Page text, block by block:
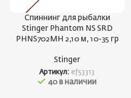
Спиннинг для рыбалки
Stinger Phantom NS SRD
PHNS702MH 2,10 м, 10-35 гр
Stinger
Артикул:ef53313
40 в наличии